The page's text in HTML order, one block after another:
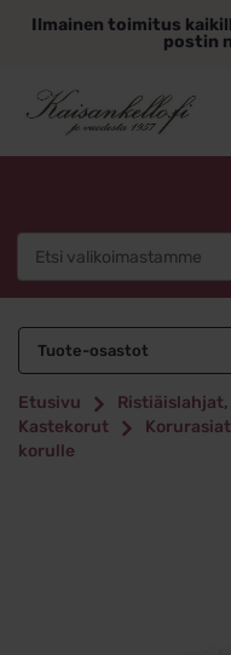
sisältöönIlmainen toimitus
postin
Tuote-osastot
Etusivu
Kastekorut
korulle